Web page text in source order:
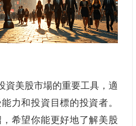
資美股市場的重要工具，適
力和投資目標的投資者。
希望你能更好地了解美股